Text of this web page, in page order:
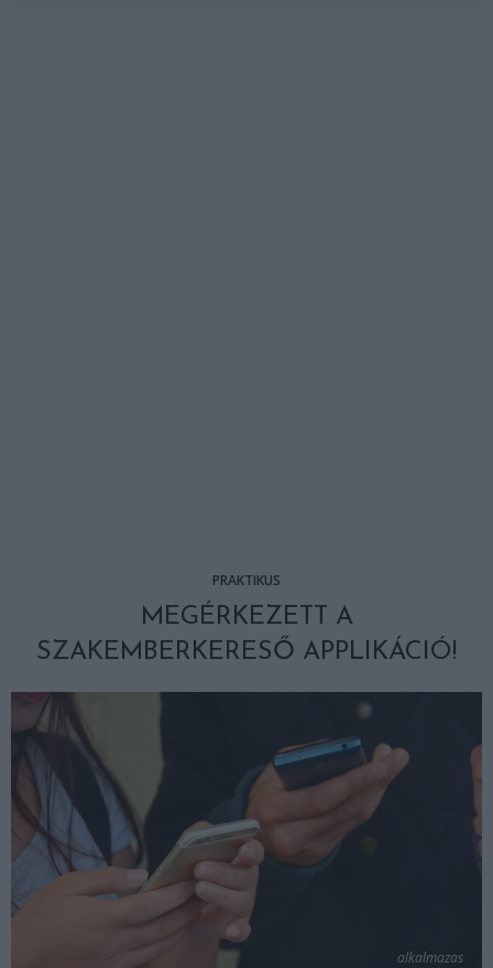
PRAKTIKUS
MEGÉRKEZETT A
SZAKEMBERKERESŐ APPLIKÁCIÓ!
alkalmazas